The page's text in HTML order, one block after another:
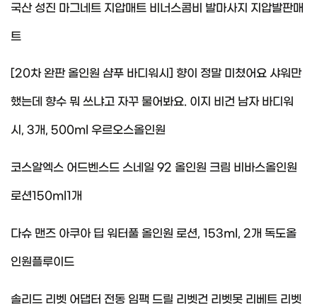
국산 성진 마그네트 지압매트 비너스콤비 발마사지 지압발판매
트
[20차 완판 올인원 샴푸 바디워시] 향이 정말 미쳤어요 샤워만
했는데 향수 뭐 쓰냐고 자꾸 물어봐요. 이지 비건 남자 바디워
시, 3개, 500ml 우르오스올인원
코스알엑스 어드벤스드 스네일 92 올인원 크림 비바스올인원
로션150ml1개
다슈 맨즈 아쿠아 딥 워터풀 올인원 로션, 153ml, 2개 독도올
인원플루이드
솔리드 리벳 어댑터 전동 임팩 드릴 리벳건 리벳못 리베트 리벳